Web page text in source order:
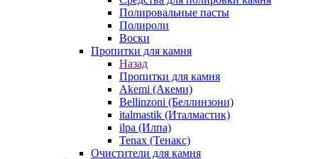
Полировальные пасты
Полироли
Воски
Пропитки для камня
Назад
Пропитки для камня
Akemi (Акеми)
Bellinzoni (Беллинзони)
italmastik (Италмастик)
ilpa (Илпа)
Tenax (Тенакс)
Очистители для камня